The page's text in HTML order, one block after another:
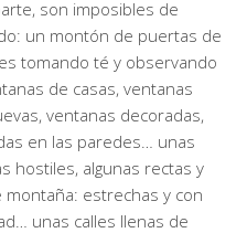
son imposibles de
un montón de puertas de
tomando té y observando
de casas, ventanas
ventanas decoradas,
en las paredes… unas
hostiles, algunas rectas y
estrechas y con
unas calles llenas de